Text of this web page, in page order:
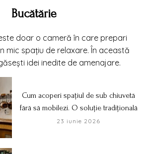
Bucătărie
doar o cameră în care prepari
mic spațiu de relaxare. În această
idei inedite de amenajare.
Cum acoperi spațiul de sub chiuvetă
fără să mobilezi. O soluție tradițională
23 iunie 2026